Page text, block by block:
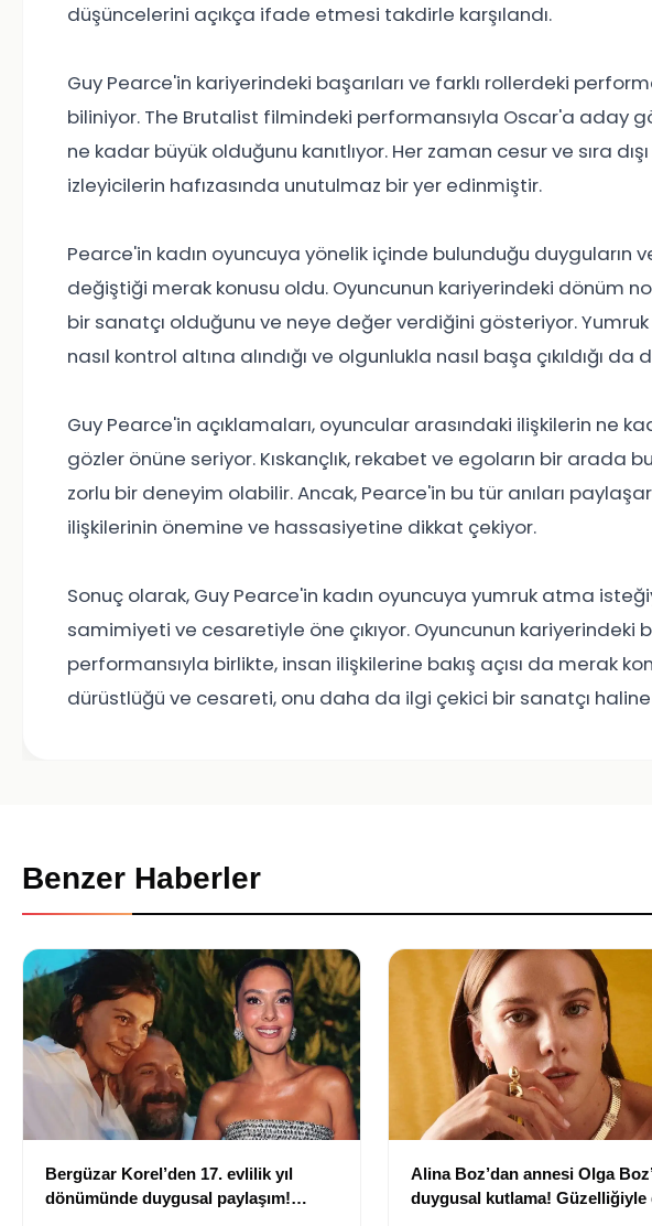
düşüncelerini açıkça ifade etmesi takdirle karşılandı.
Guy Pearce'in kariyerindeki başarıları ve farklı rollerdeki
biliniyor. The Brutalist filmindeki performansıyla Oscar'a aday
ne kadar büyük olduğunu kanıtlıyor. Her zaman cesur ve sıra
izleyicilerin hafızasında unutulmaz bir yer edinmiştir.
Pearce'in kadın oyuncuya yönelik içinde bulunduğu duyguların
değiştiği merak konusu oldu. Oyuncunun kariyerindeki dönüm
bir sanatçı olduğunu ve neye değer verdiğini gösteriyor.
nasıl kontrol altına alındığı ve olgunlukla nasıl başa çıkıldığı
Guy Pearce'in açıklamaları, oyuncular arasındaki ilişkilerin ne
gözler önüne seriyor. Kıskançlık, rekabet ve egoların bir arada
zorlu bir deneyim olabilir. Ancak, Pearce'in bu tür anıları
ilişkilerinin önemine ve hassasiyetine dikkat çekiyor.
Sonuç olarak, Guy Pearce'in kadın oyuncuya yumruk atma
samimiyeti ve cesaretiyle öne çıkıyor. Oyuncunun kariyerindeki
performansıyla birlikte, insan ilişkilerine bakış açısı da merak
dürüstlüğü ve cesareti, onu daha da ilgi çekici bir sanatçı
Benzer Haberler
Bergüzar Korel’den 17. evlilik yıl
dönümünde duygusal paylaşım!
Alina Boz’dan annesi Olga
duygusal kutlama! Güzelliğiyle